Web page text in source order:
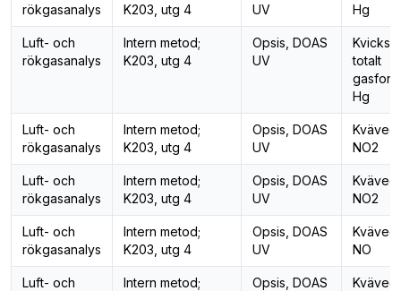
rökgasanalys
K203, utg 4
UV
Hg
Luft- och
rökgasanalys
Intern metod;
K203, utg 4
Opsis, DOAS
UV
totalt
Hg
Luft- och
rökgasanalys
Intern metod;
K203, utg 4
Opsis, DOAS
UV
NO2
Luft- och
rökgasanalys
Intern metod;
K203, utg 4
Opsis, DOAS
UV
NO2
Luft- och
rökgasanalys
Intern metod;
K203, utg 4
Opsis, DOAS
UV
NO
Luft- och
Intern metod;
Opsis, DOAS